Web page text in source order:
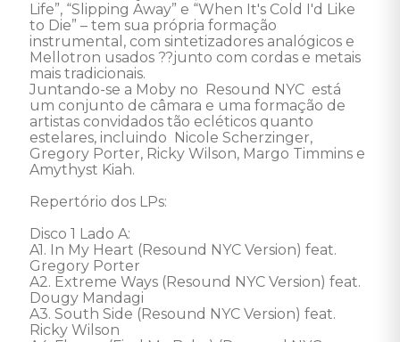
Life”, “Slipping Away” e “When It's Cold I'd Like
to Die” – tem sua própria formação
instrumental, com sintetizadores analógicos e
Mellotron usados ??junto com cordas e metais
mais tradicionais.
Juntando-se a Moby no  Resound NYC  está
um conjunto de câmara e uma formação de
artistas convidados tão ecléticos quanto
estelares, incluindo  Nicole Scherzinger,
Gregory Porter, Ricky Wilson, Margo Timmins e
Amythyst Kiah.
Repertório dos LPs:
Disco 1 Lado A:
A1. In My Heart (Resound NYC Version) feat.
Gregory Porter
A2. Extreme Ways (Resound NYC Version) feat.
Dougy Mandagi
A3. South Side (Resound NYC Version) feat.
Ricky Wilson